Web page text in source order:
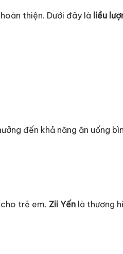
thiện. Dưới đây là liều
đến khả năng ăn uống
trẻ em. Zii Yến là thương